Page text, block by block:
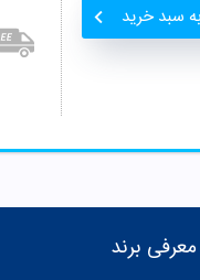
سبد خرید
معرفی برند